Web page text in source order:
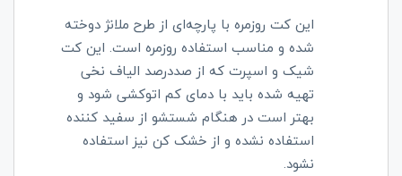
این کت روزمره با پارچه‌ای از طرح ملانژ دوخته
شده و مناسب استفاده روزمره است. این کت
شیک و اسپرت که از صددرصد الیاف نخی
تهیه شده باید با دمای کم اتوکشی شود و
بهتر است در هنگام شستشو از سفید کننده
استفاده نشده و از خشک کن نیز استفاده
نشود.